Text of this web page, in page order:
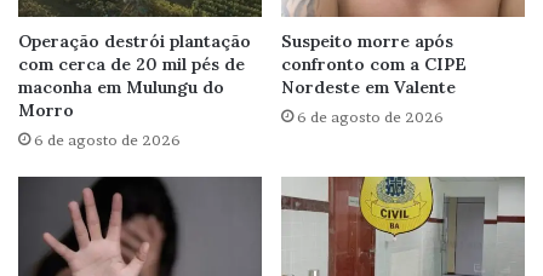
Operação destrói plantação
com cerca de 20 mil pés de
maconha em Mulungu do
Morro
6 de agosto de 2026
Suspeito morre após
confronto com a CIPE
Nordeste em Valente
6 de agosto de 2026